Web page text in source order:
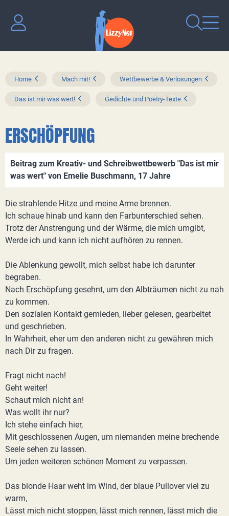
Home Mach mit! Wettbewerbe & Verlosungen
Das ist mir was wert! Gedichte und Poetry-Texte
ERSCHÖPFUNG
Beitrag zum Kreativ- und Schreibwettbewerb "Das ist mir
was wert" von Emelie Buschmann, 17 Jahre
Die strahlende Hitze und meine Arme brennen.
Ich schaue hinab und kann den Farbunterschied sehen.
Trotz der Anstrengung und der Wärme, die mich umgibt,
Werde ich und kann ich nicht aufhören zu rennen.
Die Ablenkung gewollt, mich selbst habe ich darunter
begraben.
Nach Erschöpfung gesehnt, um den Albträumen nicht zu nah
zu kommen.
Den sozialen Kontakt gemieden, lieber gelesen, gearbeitet
und geschrieben.
In Wahrheit, eher um den anderen nicht zu gewähren mich
nach Dir zu fragen.
Fragt nicht nach!
Geht weiter!
Schaut mich nicht an!
Was wollt ihr nur?
Ich stehe einfach hier,
Mit geschlossenen Augen, um niemanden meine brechende
Seele sehen zu lassen.
Um jeden weiteren schönen Moment zu verpassen.
Das blonde Haar weht im Wind, der blaue Pullover viel zu
warm,
Lässt mich nicht stoppen, lässt mich rennen, lässt mich die